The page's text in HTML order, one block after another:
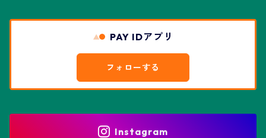
リザード・スキン兜
花園兜
エリオシケ属
パキポディウム属
PAY IDアプリ
フォローする
Instagram